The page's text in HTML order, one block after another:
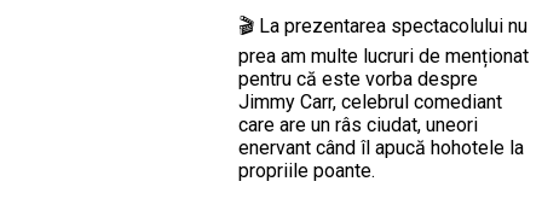
🎬 La prezentarea spectacolului nu
prea am multe lucruri de menționat
pentru că este vorba despre
Jimmy Carr, celebrul comediant
care are un râs ciudat, uneori
enervant când îl apucă hohotele la
propriile poante.